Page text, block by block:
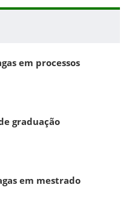
em processos
graduação
em mestrado